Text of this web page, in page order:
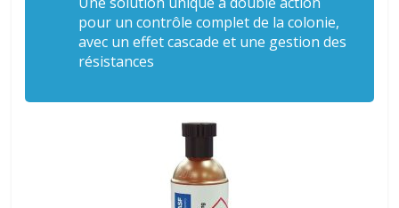
pour un contrôle complet de la colonie,
avec un effet cascade et une gestion des
résistances